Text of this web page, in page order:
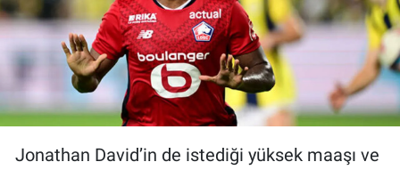
Jonathan David’in de istediği yüksek maaşı ve